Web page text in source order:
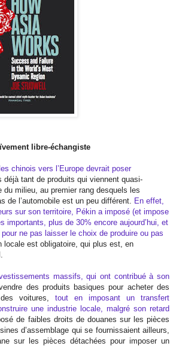
libre-échangiste
chinois vers l’Europe devrait poser
déjà tant de produits qui viennent quasi-
milieu, au premier rang desquels les
de l’automobile est un peu différent. En effet,
sur son territoire, Pékin a imposé (et impose
importants, plus de 30% encore aujourd’hui, et
ne pas laisser le choix de produire ou pas
locale est obligatoire, qui plus est, en
massifs, qui ont contribué à son
des produits basiques pour acheter des
voitures, tout en imposant un transfert
une industrie locale, malgré son retard
de faibles droits de douanes sur les pièces
d’assemblage qui se fournissaient ailleurs,
sur les pièces détachées pour imposer un